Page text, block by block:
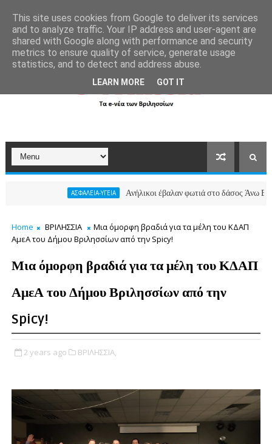
ΑΣΦΑΛΕΙΑ-ΥΓΕΙΑ Ανήλικοι έβαλαν φωτιά στο δάσος Άνω
Home ΒΡΙΛΗΣΣΙΑ
Μια όμορφη βραδιά για τα μέλη του ΚΔΑΠ
ΑμεΑ του Δήμου Βριλησσίων από την Spicy!
Μια όμορφη βραδιά για τα μέλη του ΚΔΑΠ
ΑμεΑ του Δήμου Βριλησσίων από την
Spicy!
2 years ago ΒΡΙΛΗΣΣΙΑ,
This site uses cookies from Google to deliver its services
and to analyze traffic. Your IP address and user-agent are
shared with Google along with performance and security
metrics to ensure quality of service, generate usage
statistics, and to detect and address abuse.
LEARN MORE GOT IT